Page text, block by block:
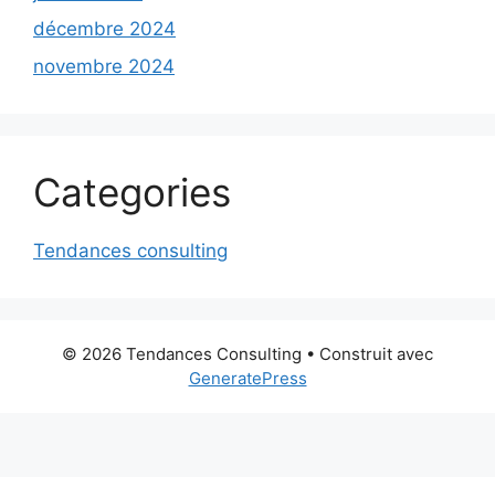
décembre 2024
novembre 2024
Categories
Tendances consulting
© 2026 Tendances Consulting • Construit avec
GeneratePress